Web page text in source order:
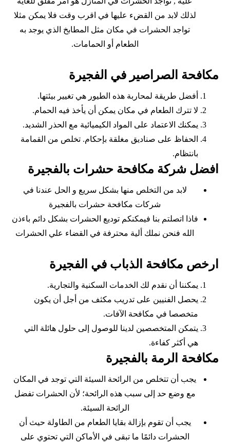
لذلك لابد من القضء عليها في اقرب وقت فلا يمكن مثلا
تواجد الحشرات في مكان مثل المطابخ الذي يوجد به
الطعام أو الحمامات.
مكافحة الصراصير في الفجيرة
أفضل طريقة لمحاربة هذه الطيور هي تغيير بيئتها.
لا تترك الطعام في مكان يمكن أن يأخذ فيه الحمام.
يمكنك الاعتماد على المواد الكيميائية مع الحذر الشديد.
الحفاظ على صناديق مغلقة بإحكام. تخلص من القمامة
بانتظام.
افضل شركة مكافحة حشرات بالفجيرة
لابد من التخلص منها بشكل سريع و الحل عندنا في
شركات مكافحة حشرات بالفجيرة
فاذا اتصلتم بنا فيمكنكم توديع الحشرات بشكل دائم باءذن
الله فنحن نملك ألية محترفة في القضاء علي الحشرات
ارخص مكافحة الذباب في الفجيرة
يمكننا أن نقدم لك الخدمات السكنية والتجارية.
يحصل الفنيين على تدريب مكثف من أجل أن يكون
متخصصا في مكافحة الآفات.
يتمكن المتخصصين لدينا للوصول إلى حلول هائلة التي
هي أكثر كفاءة.
مكافحة الرمة بالفجيرة
يجب أن تتخلص من الرائحة السيئة التي توجد في المكان
مع وضع حد إلى سبب هذه الرائحة؛ لأن الحشرات تفضل
الرائحة السيئة.
يجب أن تقوم بإزالة بقايا الطعام من الطاولة حيث أن
الحشرات دائمًا ما تبقى في الأماكن التي تحتوي على